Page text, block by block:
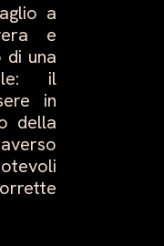
a
e
una
il
in
della